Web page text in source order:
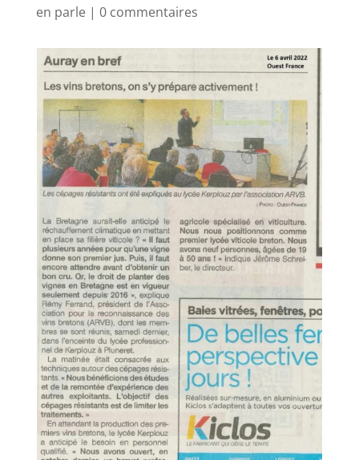
en parle| 0 commentaires